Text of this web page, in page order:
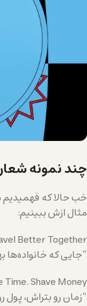
چند نمونه
خب حالا که فهمیدیم
مثال ازش ببینیم:
Better Together’
“جایی که خانواده‌ها
Time. Shave Money.’
“زمان رو بتراش، پول